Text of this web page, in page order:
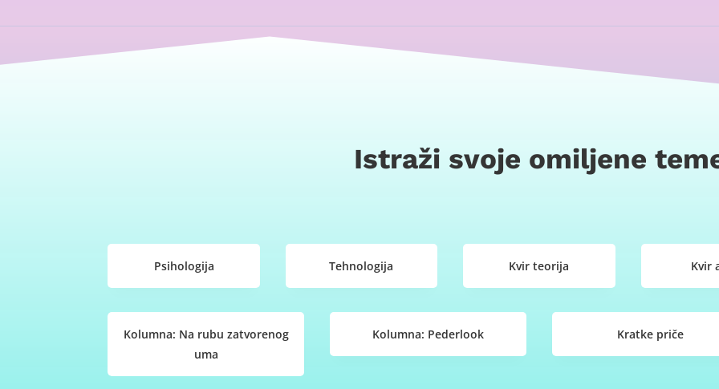
Istraži svoje omiljene
Psihologija Tehnologija Kvir teorija Kvir
Kolumna: Na rubu zatvorenog
uma
Kolumna: Pederlook Kratke priče